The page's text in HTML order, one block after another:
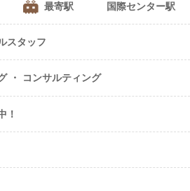
最寄駅 国際センター駅
スタッフ
コンサルティング ・ コンサルティング
！